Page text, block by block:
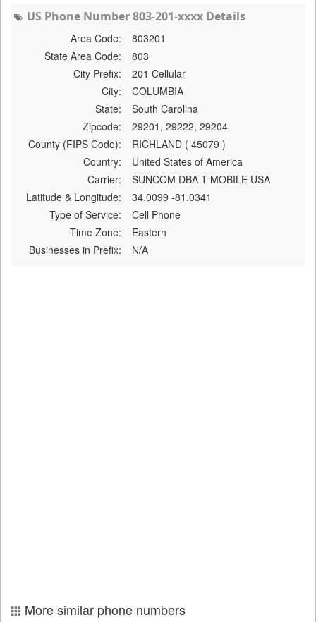
US Phone Number 803-201-xxxx Details
Area Code:
803201
State Area Code:
803
City Prefix:
201 Cellular
City:
COLUMBIA
State:
South Carolina
Zipcode:
29201, 29222, 29204
County (FIPS Code):
RICHLAND ( 45079 )
Country:
United States of America
Carrier:
SUNCOM DBA T-MOBILE USA
Latitude & Longitude:
34.0099 -81.0341
Type of Service:
Cell Phone
Time Zone:
Eastern
Businesses in Prefix:
N/A
More similar phone numbers